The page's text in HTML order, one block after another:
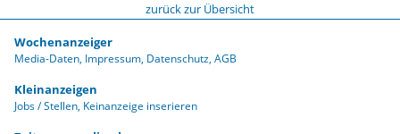
zurück zur Übersicht
Wochenanzeiger
Media-Daten Impressum Datenschutz AGB
Kleinanzeigen
Jobs / Stellen Keinanzeige inserieren